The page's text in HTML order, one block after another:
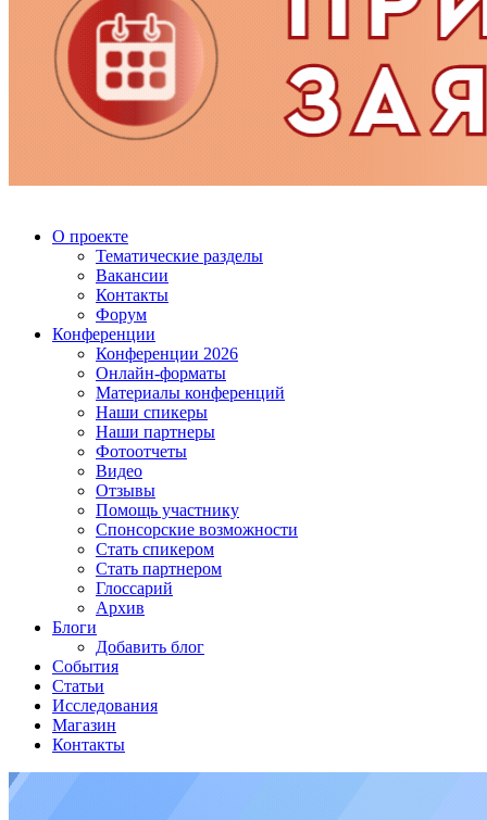
О проекте
Тематические разделы
Вакансии
Контакты
Форум
Конференции
Конференции 2026
Онлайн-форматы
Материалы конференций
Наши спикеры
Наши партнеры
Фотоотчеты
Видео
Отзывы
Помощь участнику
Спонсорские возможности
Стать спикером
Стать партнером
Глоссарий
Архив
Блоги
Добавить блог
События
Статьи
Исследования
Магазин
Контакты